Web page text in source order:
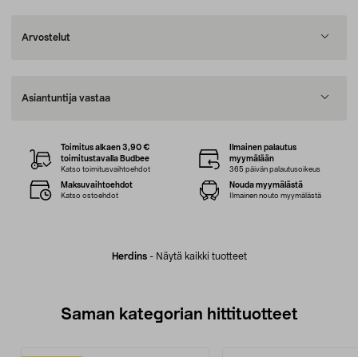
Arvostelut
Asiantuntija vastaa
Herdins- Näytä kaikki tuotteet
Toimitus alkaen 3,90 €
toimitustavalla Budbee
Katso toimitusvaihtoehdot
Ilmainen palautus
myymälään
365 päivän palautusoikeus
Maksuvaihtoehdot
Katso ostoehdot
Nouda myymälästä
Ilmainen nouto myymälästä
Saman kategorian hittituotteet